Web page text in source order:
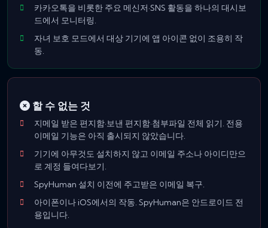
카카오톡을 비롯한 주요 메신저·SNS 활동을 하나의 대시보
드에서 모니터링.
자녀 보호 모드에서 대상 기기에 앱 아이콘 없이 조용히 작
동.
할 수 없는 것
지메일 받은 편지함·보낸 편지함·첨부파일 전체 읽기. 전용
이메일 기능은 아직 출시되지 않았습니다.
기기에 아무것도 설치하지 않고 이메일 주소나 아이디만으
로 계정 들여다보기.
SpyHuman 설치 이전에 주고받은 이메일 복구.
아이폰이나 iOS에서의 작동. SpyHuman은 안드로이드 전
용입니다.